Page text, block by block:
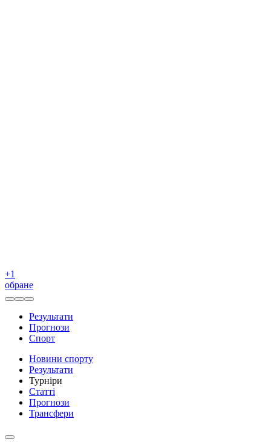
+1
обране
Результати
Прогнози
Спорт
Новини спорту
Результати
Турніри
Статті
Прогнози
Трансфери